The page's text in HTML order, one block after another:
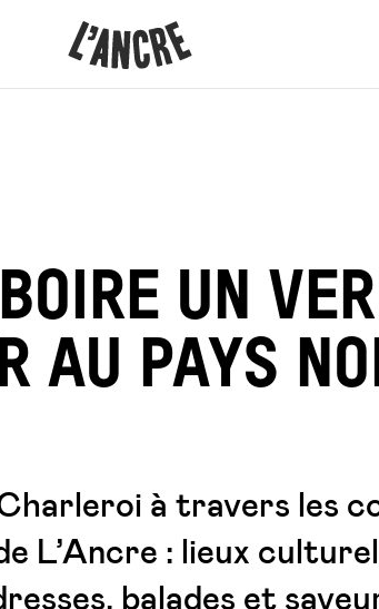
UN
AU PAYS
à travers les
L’Ancre : lieux
balades et